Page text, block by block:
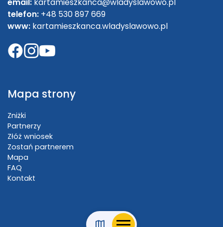
telefon: +48 530 897 669
www: kartamieszkanca.wladyslawowo.pl
Mapa strony
Zniżki
Partnerzy
Złóż wniosek
Zostań partnerem
Mapa
FAQ
Kontakt